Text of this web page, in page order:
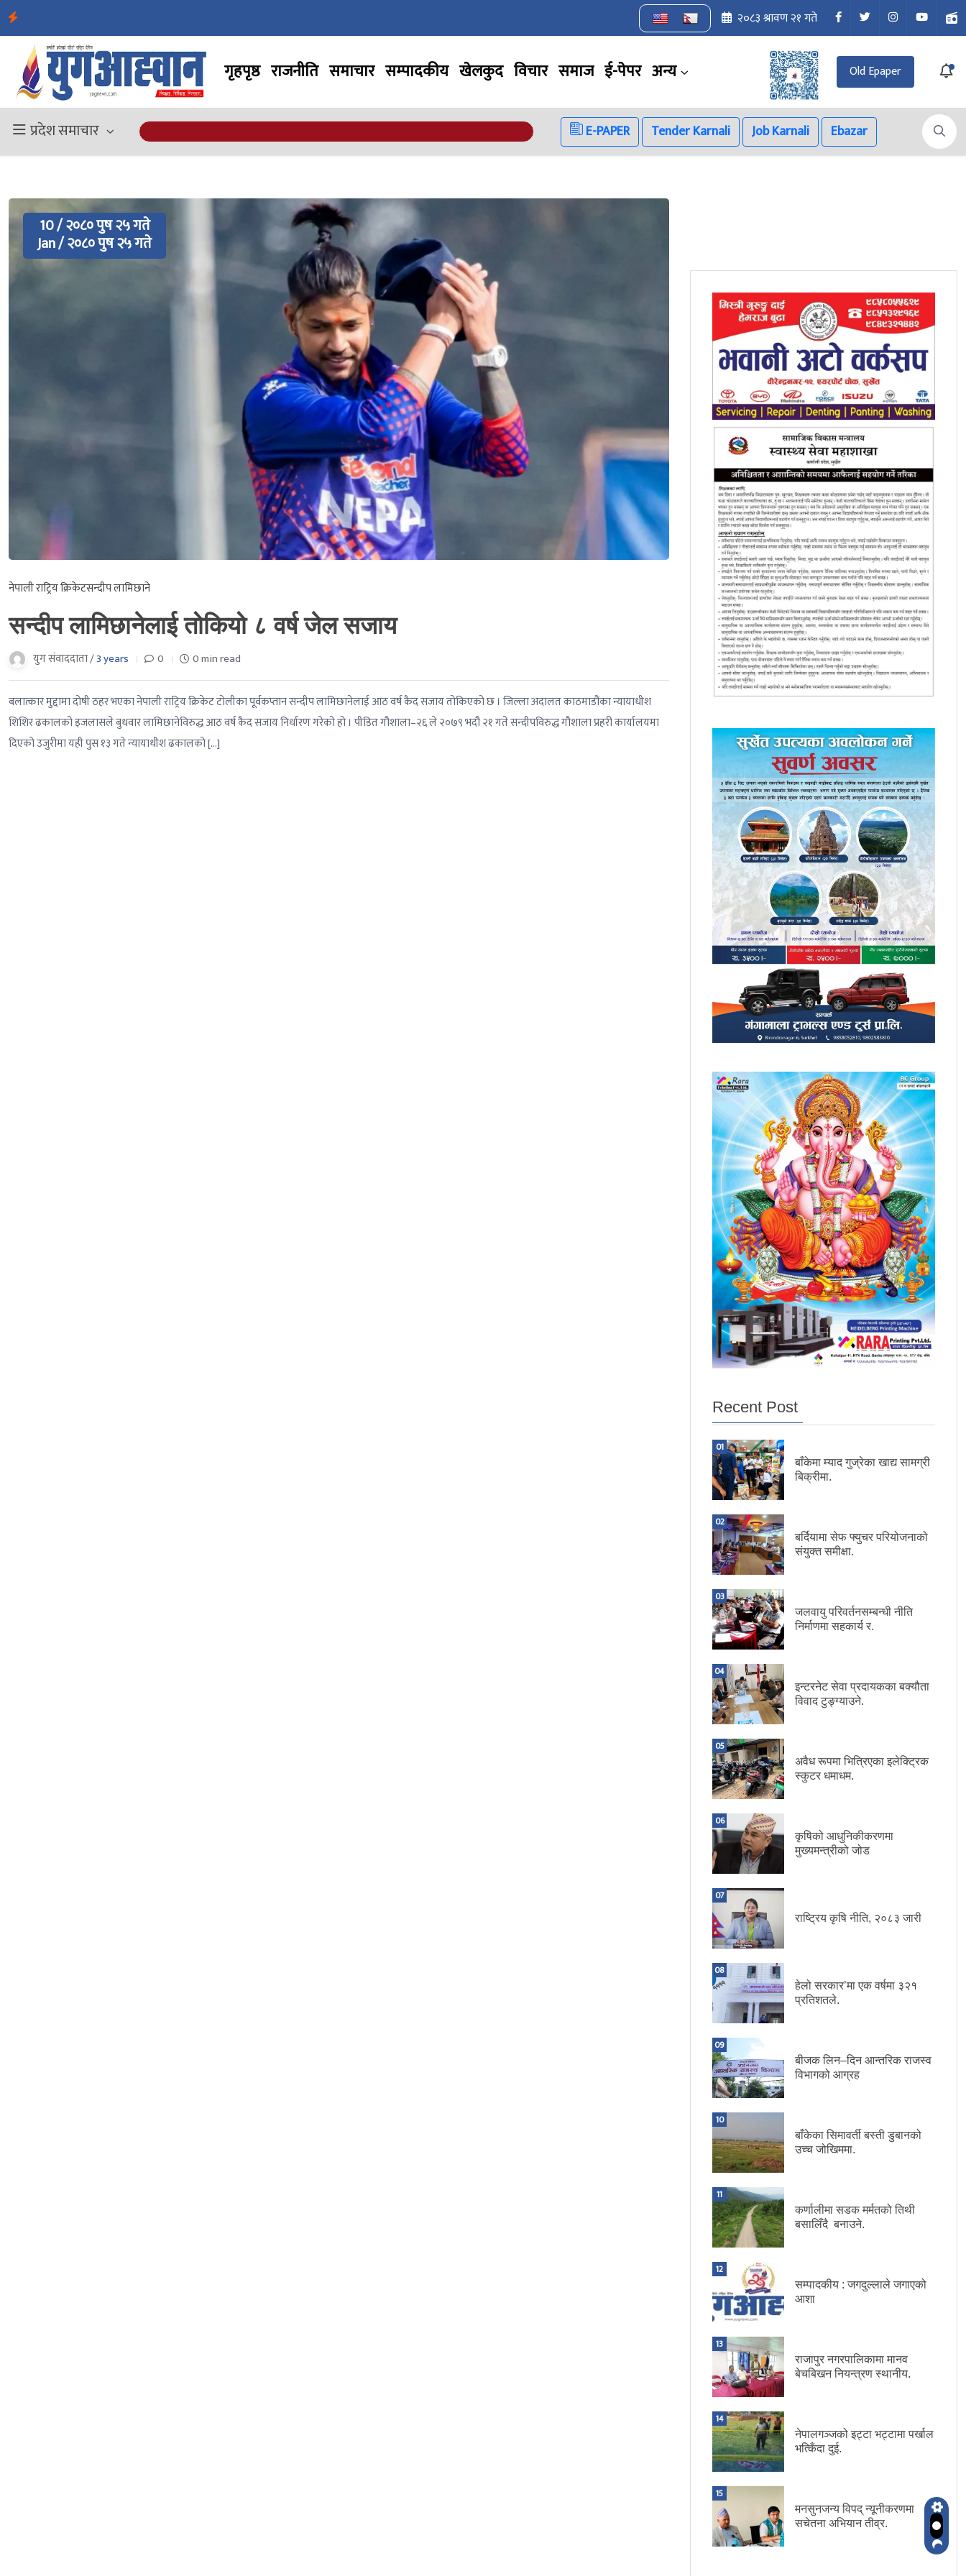
२०८३ श्रावण २१ गते
गृहपृष्ठ राजनीति समाचार सम्पादकीय खेलकुद विचार समाज ई-पेपर अन्य Old Epaper
प्रदेश समाचार E-PAPER Tender Karnali Job Karnali Ebazar
10 / २०८० पुष २५ गते
Jan / २०८० पुष २५ गते
नेपाली राट्रिय क्रिकेटसन्दीप लामिछाने
सन्दीप लामिछानेलाई तोकियो ८ वर्ष जेल सजाय
युग संवाददाता /3 years 0 0 min read
बलात्कार मुद्दामा दोषी ठहर भएका नेपाली राट्रिय क्रिकेट टोलीका पूर्वकप्तान सन्दीप लामिछानेलाई आठ वर्ष कैद सजाय तोकिएको छ । जिल्ला अदालत काठमाडौंका न्यायाधीश
शिशिर ढकालको इजलासले बुधवार लामिछानेविरुद्ध आठ वर्ष कैद सजाय निर्धारण गरेको हो । पीडित गौशाला–२६ ले २०७९ भदौ २१ गते सन्दीपविरुद्ध गौशाला प्रहरी कार्यालयमा
दिएको उजुरीमा यही पुस १३ गते न्यायाधीश ढकालको […]
Recent Post
01
बाँकेमा म्याद गुज्रेका खाद्य सामग्री
बिक्रीमा.
02
बर्दियामा सेफ फ्युचर परियोजनाको
संयुक्त समीक्षा.
03
जलवायु परिवर्तनसम्बन्धी नीति
निर्माणमा सहकार्य र.
04
इन्टरनेट सेवा प्रदायकका बक्यौता
विवाद टुङ्ग्याउने.
05
अवैध रूपमा भित्रिएका इलेक्ट्रिक
स्कुटर धमाधम.
06
कृषिको आधुनिकीकरणमा
मुख्यमन्त्रीको जोड
07
राष्ट्रिय कृषि नीति, २०८३ जारी
08
हेलो सरकार’मा एक वर्षमा ३२१
प्रतिशतले.
09
बीजक लिन–दिन आन्तरिक राजस्व
विभागको आग्रह
10
बाँकेका सिमावर्ती बस्ती डुबानको
उच्च जोखिममा.
11
कर्णालीमा सडक मर्मतको तिथी
बसालिँदै बनाउने.
12
सम्पादकीय : जगदुल्लाले जगाएको
आशा
13
राजापुर नगरपालिकामा मानव
बेचबिखन नियन्त्रण स्थानीय.
14
नेपालगञ्जको इट्टा भट्टामा पर्खाल
भत्किँदा दुई.
15
मनसुनजन्य विपद् न्यूनीकरणमा
सचेतना अभियान तीव्र.